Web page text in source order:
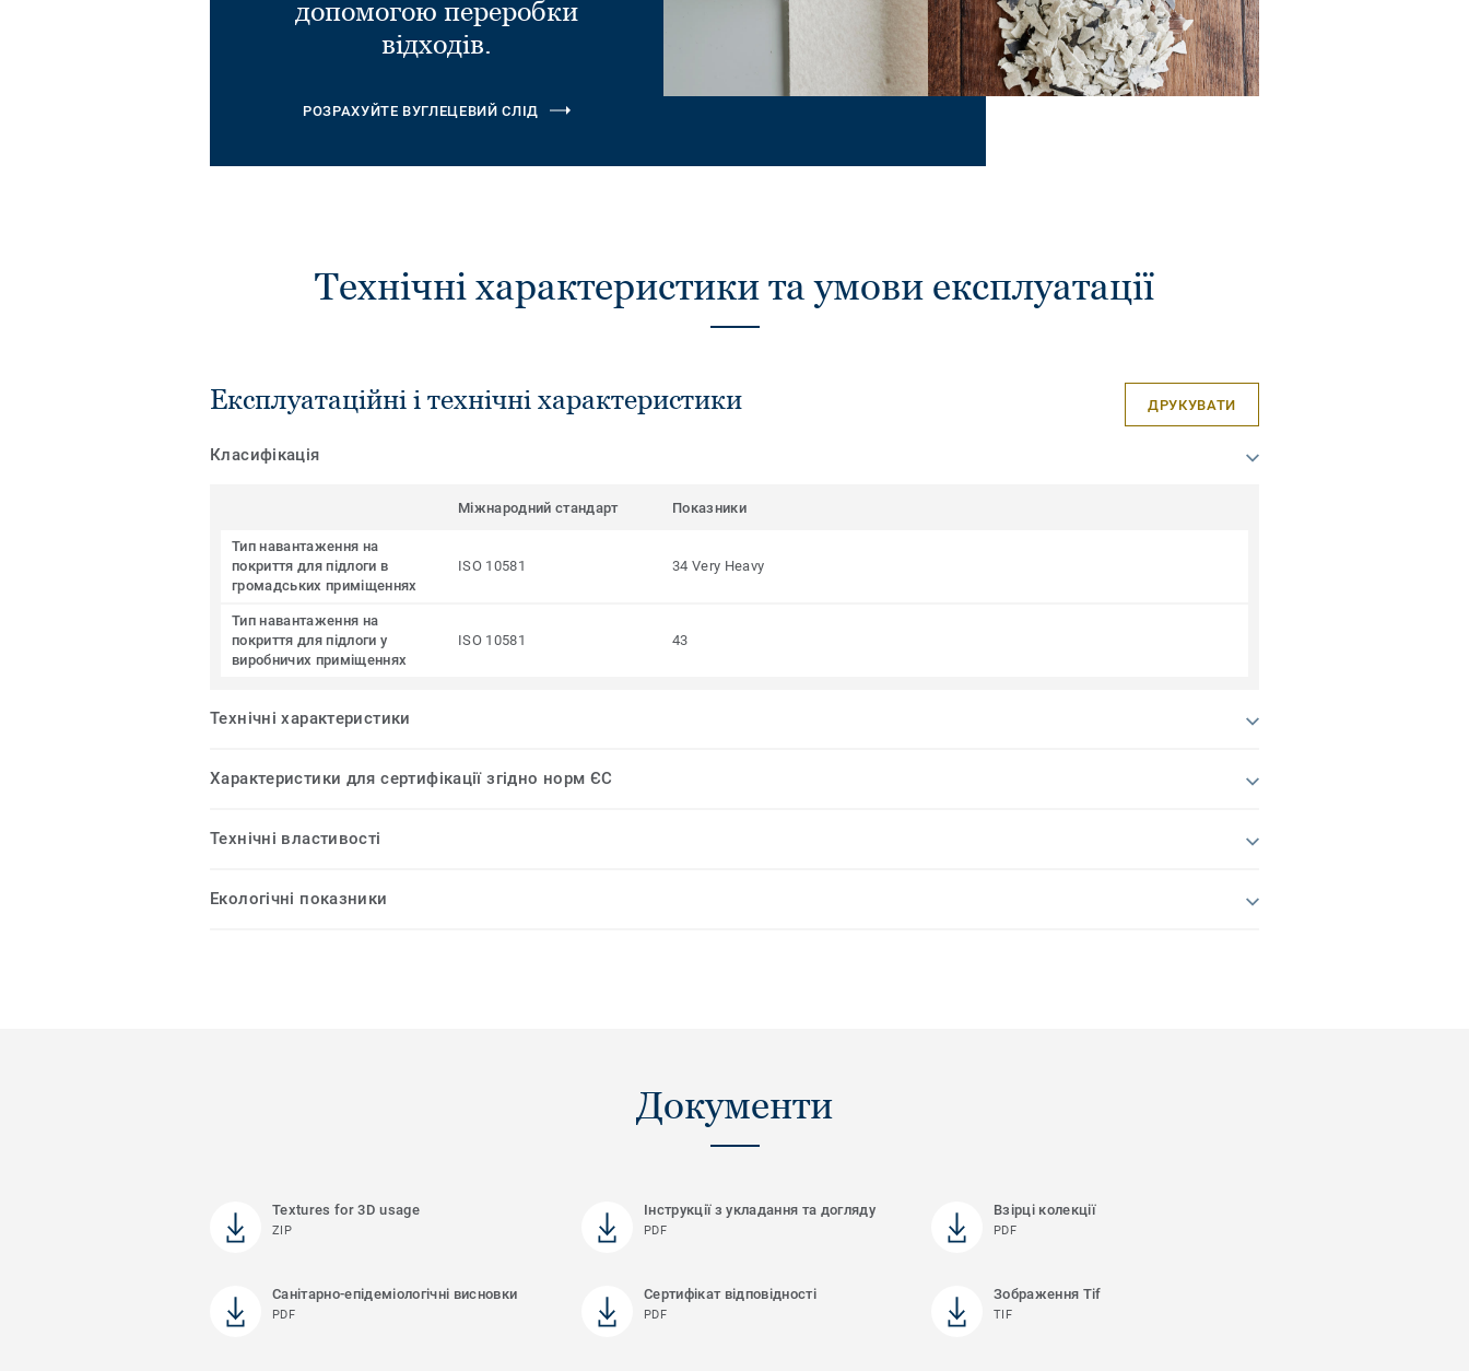
допомогою переробки
відходів.
РОЗРАХУЙТЕ ВУГЛЕЦЕВИЙ СЛІД
Технічні характеристики та умови експлуатації
Експлуатаційні і технічні характеристики ДРУКУВАТИ
Класифікація
Міжнародний стандарт Показники
Тип навантаження на
покриття для підлоги в
громадських приміщеннях
ISO 10581 34 Very Heavy
Тип навантаження на
покриття для підлоги у
виробничих приміщеннях
ISO 10581 43
Технічні характеристики
Характеристики для сертифікації згідно норм ЄС
Технічні властивості
Екологічні показники
Документи
Textures for 3D usage
ZIP
Інструкції з укладання та догляду
PDF
Взірці колекції
PDF
Санітарно-епідеміологічні висновки
PDF
Сертифікат відповідності
PDF
Зображення Tif
TIF